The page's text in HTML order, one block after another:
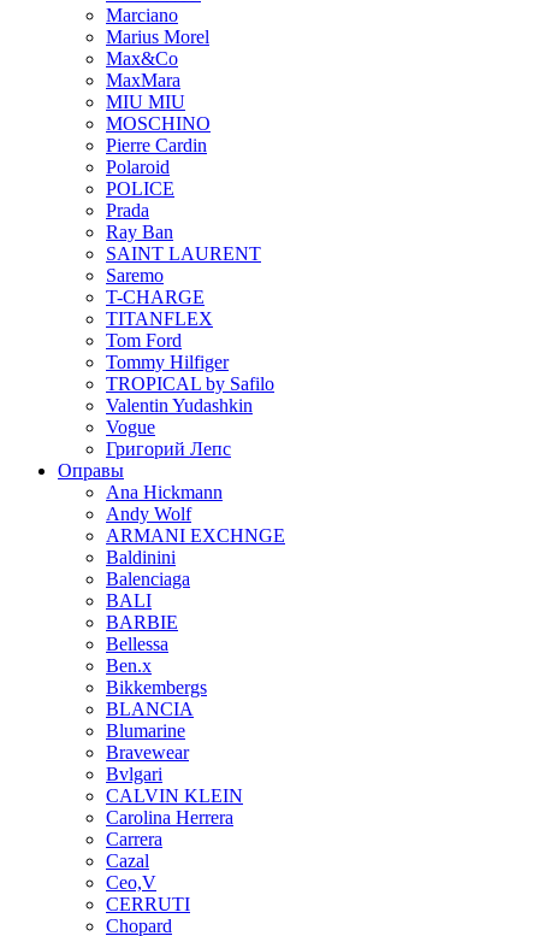
Marciano
Marius Morel
Max&Co
MaxMara
MIU MIU
MOSCHINO
Pierre Cardin
Polaroid
POLICE
Prada
Ray Ban
SAINT LAURENT
Saremo
T-CHARGE
TITANFLEX
Tom Ford
Tommy Hilfiger
TROPICAL by Safilo
Valentin Yudashkin
Vogue
Григорий Лепс
Оправы
Ana Hickmann
Andy Wolf
ARMANI EXCHNGE
Baldinini
Balenciaga
BALI
BARBIE
Bellessa
Ben.x
Bikkembergs
BLANCIA
Blumarine
Bravewear
Bvlgari
CALVIN KLEIN
Carolina Herrera
Carrera
Cazal
Ceo,V
CERRUTI
Chopard